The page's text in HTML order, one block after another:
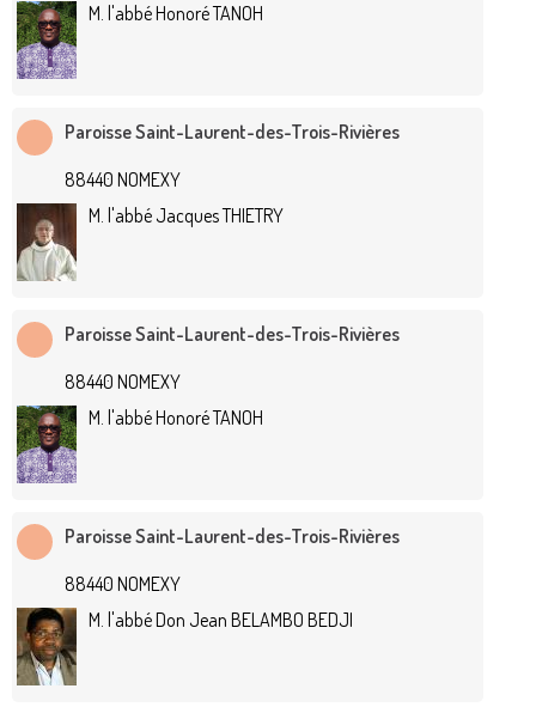
M. l'abbé Honoré TANOH
Paroisse Saint-Laurent-des-Trois-Rivières
88440 NOMEXY
M. l'abbé Jacques THIETRY
Paroisse Saint-Laurent-des-Trois-Rivières
88440 NOMEXY
M. l'abbé Honoré TANOH
Paroisse Saint-Laurent-des-Trois-Rivières
88440 NOMEXY
M. l'abbé Don Jean BELAMBO BEDJI